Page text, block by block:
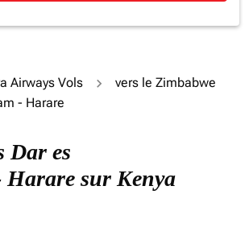
Airways Vols
vers le Zimbabwe
- Harare
Dar es
Harare sur Kenya